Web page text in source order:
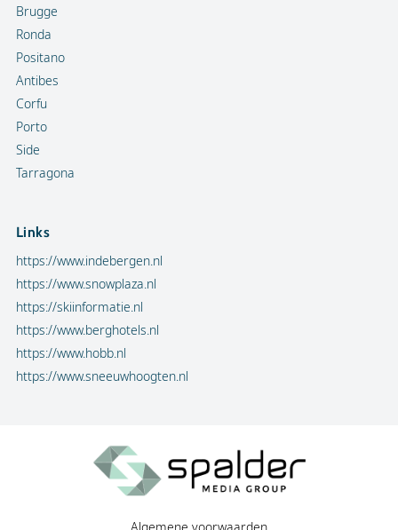
Brugge
Ronda
Positano
Antibes
Corfu
Porto
Side
Tarragona
Links
https://www.indebergen.nl
https://www.snowplaza.nl
https://skiinformatie.nl
https://www.berghotels.nl
https://www.hobb.nl
https://www.sneeuwhoogten.nl